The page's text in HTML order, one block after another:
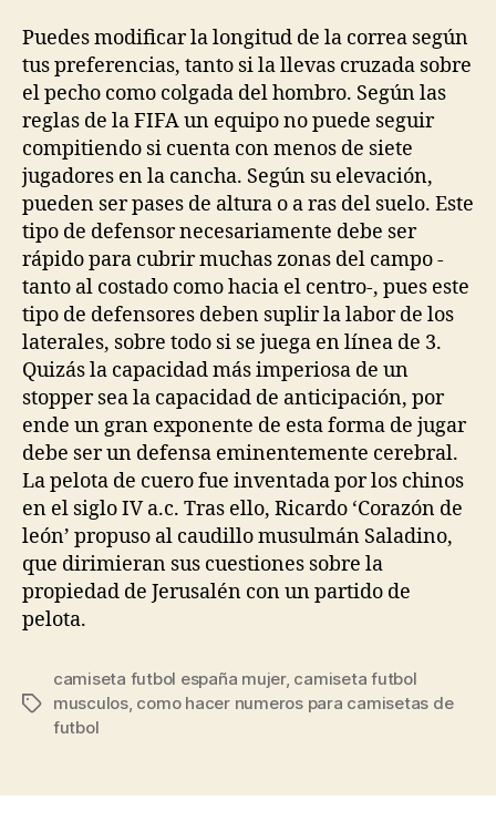
Puedes modificar la longitud de la correa según
tus preferencias, tanto si la llevas cruzada sobre
el pecho como colgada del hombro. Según las
reglas de la FIFA un equipo no puede seguir
compitiendo si cuenta con menos de siete
jugadores en la cancha. Según su elevación,
pueden ser pases de altura o a ras del suelo. Este
tipo de defensor necesariamente debe ser
rápido para cubrir muchas zonas del campo -
tanto al costado como hacia el centro-, pues este
tipo de defensores deben suplir la labor de los
laterales, sobre todo si se juega en línea de 3.
Quizás la capacidad más imperiosa de un
stopper sea la capacidad de anticipación, por
ende un gran exponente de esta forma de jugar
debe ser un defensa eminentemente cerebral.
La pelota de cuero fue inventada por los chinos
en el siglo IV a.c. Tras ello, Ricardo ‘Corazón de
león’ propuso al caudillo musulmán Saladino,
que dirimieran sus cuestiones sobre la
propiedad de Jerusalén con un partido de
pelota.
Etiquetas
camiseta futbol españa mujer, camiseta futbol
musculos, como hacer numeros para camisetas de
futbol